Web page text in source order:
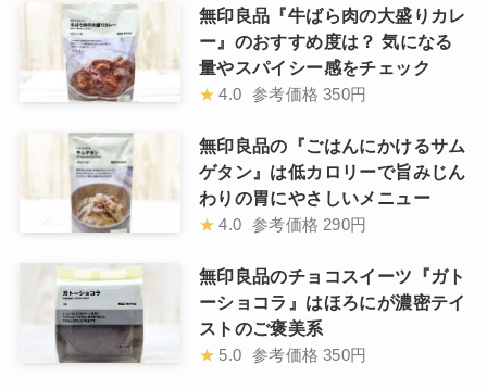
無印良品『牛ばら肉の大盛りカレ
ー』のおすすめ度は？ 気になる
量やスパイシー感をチェック
★ 4.0 参考価格 350円
無印良品の『ごはんにかけるサム
ゲタン』は低カロリーで旨みじん
わりの胃にやさしいメニュー
★ 4.0 参考価格 290円
無印良品のチョコスイーツ『ガト
ーショコラ』はほろにが濃密テイ
ストのご褒美系
★ 5.0 参考価格 350円